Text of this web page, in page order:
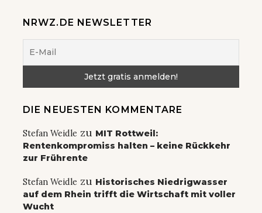
NRWZ.DE NEWSLETTER
DIE NEUESTEN KOMMENTARE
Stefan Weidle zu MIT Rottweil:
Rentenkompromiss halten – keine Rückkehr
zur Frührente
Stefan Weidle zu Historisches Niedrigwasser
auf dem Rhein trifft die Wirtschaft mit voller
Wucht